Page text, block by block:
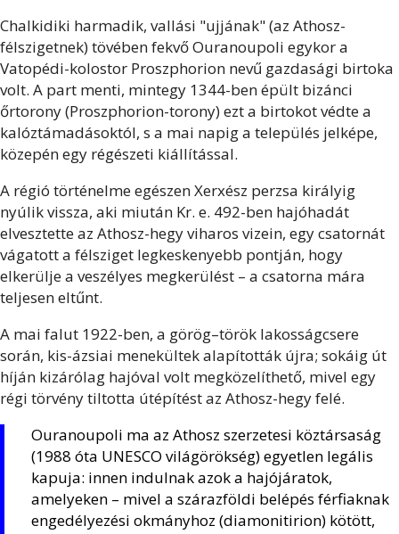
Chalkidiki harmadik, vallási "ujjának" (az Athosz-
félszigetnek) tövében fekvő Ouranoupoli egykor a
Vatopédi-kolostor Proszphorion nevű gazdasági birtoka
volt. A part menti, mintegy 1344-ben épült bizánci
őrtorony (Proszphorion-torony) ezt a birtokot védte a
kalóztámadásoktól, s a mai napig a település jelképe,
közepén egy régészeti kiállítással.
A régió történelme egészen Xerxész perzsa királyig
nyúlik vissza, aki miután Kr. e. 492-ben hajóhadát
elvesztette az Athosz-hegy viharos vizein, egy csatornát
vágatott a félsziget legkeskenyebb pontján, hogy
elkerülje a veszélyes megkerülést – a csatorna mára
teljesen eltűnt.
A mai falut 1922-ben, a görög–török lakosságcsere
során, kis-ázsiai menekültek alapították újra; sokáig út
híján kizárólag hajóval volt megközelíthető, mivel egy
régi törvény tiltotta útépítést az Athosz-hegy felé.
Ouranoupoli ma az Athosz szerzetesi köztársaság
(1988 óta UNESCO világörökség) egyetlen legális
kapuja: innen indulnak azok a hajójáratok,
amelyeken – mivel a szárazföldi belépés férfiaknak
engedélyezési okmányhoz (diamonitirion) kötött,